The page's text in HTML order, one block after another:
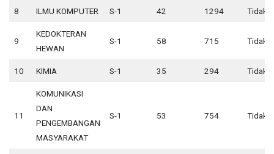
8 ILMU KOMPUTER S-1 42 1294 Tidak
9
KEDOKTERAN
HEWAN
S-1 58 715 Tidak
10 KIMIA S-1 35 294 Tidak
11
KOMUNIKASI
DAN
PENGEMBANGAN
MASYARAKAT
S-1 53 754 Tidak